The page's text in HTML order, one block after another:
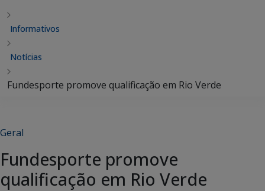
Informativos
Notícias
Fundesporte promove qualificação em Rio Verde
Geral
Fundesporte promove
qualificação em Rio Verde